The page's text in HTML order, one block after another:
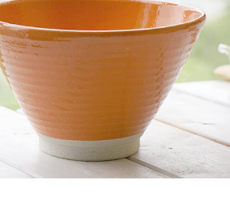
リーズ
ラーでほっこり♪波佐見焼 琥珀シリー
トルコブルーのきれいな器、入荷し